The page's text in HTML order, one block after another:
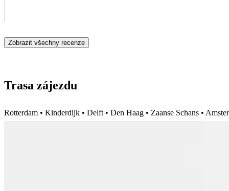
Zobrazit všechny recenze
Trasa zájezdu
Rotterdam • Kinderdijk • Delft • Den Haag • Zaanse Schans •